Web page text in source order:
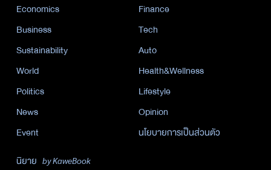
Economics
Finance
Business
Tech
Sustainability
Auto
World
Health&Wellness
Politics
Lifestyle
News
Opinion
Event
นโยบายการเป็นส่วนตัว
นิยาย by KaweBook